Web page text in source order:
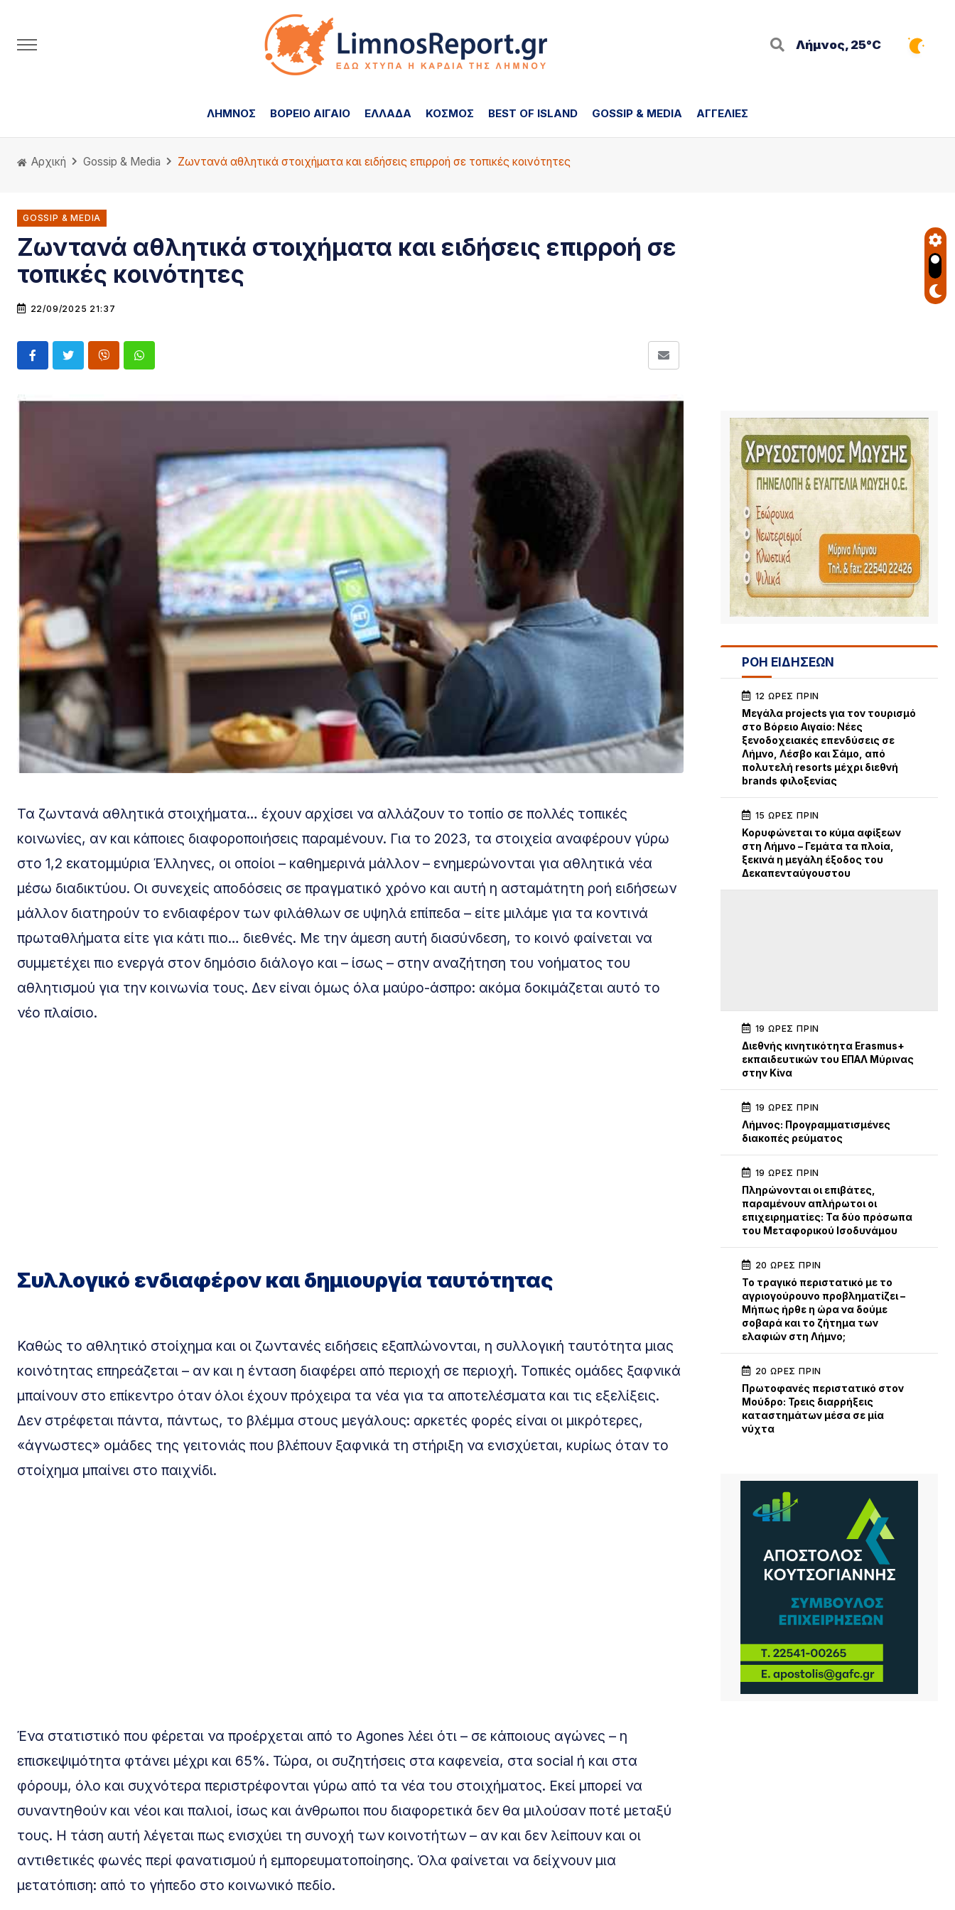
Λήμνος, 25°C
ΛΗΜΝΟΣ ΒΟΡΕΙΟ ΑΙΓΑΙΟ ΕΛΛΑΔΑ ΚΟΣΜΟΣ BEST OF ISLAND GOSSIP & MEDIA ΑΓΓΕΛΙΕΣ
Αρχική Gossip & Media Ζωντανά αθλητικά στοιχήματα και ειδήσεις επιρροή σε τοπικές κοινότητες
GOSSIP & MEDIA
Ζωντανά αθλητικά στοιχήματα και ειδήσεις επιρροή σε
τοπικές κοινότητες
22/09/2025 21:37
Τα ζωντανά αθλητικά στοιχήματα… έχουν αρχίσει να αλλάζουν το τοπίο σε πολλές τοπικές
κοινωνίες, αν και κάποιες διαφοροποιήσεις παραμένουν. Για το 2023, τα στοιχεία αναφέρουν γύρω
στο 1,2 εκατομμύρια Έλληνες, οι οποίοι – καθημερινά μάλλον – ενημερώνονται για αθλητικά νέα
μέσω διαδικτύου. Οι συνεχείς αποδόσεις σε πραγματικό χρόνο και αυτή η ασταμάτητη ροή ειδήσεων
μάλλον διατηρούν το ενδιαφέρον των φιλάθλων σε υψηλά επίπεδα – είτε μιλάμε για τα κοντινά
πρωταθλήματα είτε για κάτι πιο… διεθνές. Με την άμεση αυτή διασύνδεση, το κοινό φαίνεται να
συμμετέχει πιο ενεργά στον δημόσιο διάλογο και – ίσως – στην αναζήτηση του νοήματος του
αθλητισμού για την κοινωνία τους. Δεν είναι όμως όλα μαύρο-άσπρο: ακόμα δοκιμάζεται αυτό το
νέο πλαίσιο.
Συλλογικό ενδιαφέρον και δημιουργία ταυτότητας
Καθώς το αθλητικό στοίχημα και οι ζωντανές ειδήσεις εξαπλώνονται, η συλλογική ταυτότητα μιας
κοινότητας επηρεάζεται – αν και η ένταση διαφέρει από περιοχή σε περιοχή. Τοπικές ομάδες ξαφνικά
μπαίνουν στο επίκεντρο όταν όλοι έχουν πρόχειρα τα νέα για τα αποτελέσματα και τις εξελίξεις.
Δεν στρέφεται πάντα, πάντως, το βλέμμα στους μεγάλους: αρκετές φορές είναι οι μικρότερες,
«άγνωστες» ομάδες της γειτονιάς που βλέπουν ξαφνικά τη στήριξη να ενισχύεται, κυρίως όταν το
στοίχημα μπαίνει στο παιχνίδι.
Ένα στατιστικό που φέρεται να προέρχεται από το Agones λέει ότι – σε κάποιους αγώνες – η
επισκεψιμότητα φτάνει μέχρι και 65%. Τώρα, οι συζητήσεις στα καφενεία, στα social ή και στα
φόρουμ, όλο και συχνότερα περιστρέφονται γύρω από τα νέα του στοιχήματος. Εκεί μπορεί να
συναντηθούν και νέοι και παλιοί, ίσως και άνθρωποι που διαφορετικά δεν θα μιλούσαν ποτέ μεταξύ
τους. Η τάση αυτή λέγεται πως ενισχύει τη συνοχή των κοινοτήτων – αν και δεν λείπουν και οι
αντιθετικές φωνές περί φανατισμού ή εμπορευματοποίησης. Όλα φαίνεται να δείχνουν μια
μετατόπιση: από το γήπεδο στο κοινωνικό πεδίο.
ΡΟΗ ΕΙΔΗΣΕΩΝ
12 ΏΡΕΣ ΠΡΙΝ
Μεγάλα projects για τον τουρισμό
στο Βόρειο Αιγαίο: Νέες
ξενοδοχειακές επενδύσεις σε
Λήμνο, Λέσβο και Σάμο, από
πολυτελή resorts μέχρι διεθνή
brands φιλοξενίας
15 ΏΡΕΣ ΠΡΙΝ
Κορυφώνεται το κύμα αφίξεων
στη Λήμνο – Γεμάτα τα πλοία,
ξεκινά η μεγάλη έξοδος του
Δεκαπενταύγουστου
19 ΏΡΕΣ ΠΡΙΝ
Διεθνής κινητικότητα Erasmus+
εκπαιδευτικών του ΕΠΑΛ Μύρινας
στην Κίνα
19 ΏΡΕΣ ΠΡΙΝ
Λήμνος: Προγραμματισμένες
διακοπές ρεύματος
19 ΏΡΕΣ ΠΡΙΝ
Πληρώνονται οι επιβάτες,
παραμένουν απλήρωτοι οι
επιχειρηματίες: Τα δύο πρόσωπα
του Μεταφορικού Ισοδυνάμου
20 ΏΡΕΣ ΠΡΙΝ
Το τραγικό περιστατικό με το
αγριογούρουνο προβληματίζει –
Μήπως ήρθε η ώρα να δούμε
σοβαρά και το ζήτημα των
ελαφιών στη Λήμνο;
20 ΏΡΕΣ ΠΡΙΝ
Πρωτοφανές περιστατικό στον
Μούδρο: Τρεις διαρρήξεις
καταστημάτων μέσα σε μία
νύχτα